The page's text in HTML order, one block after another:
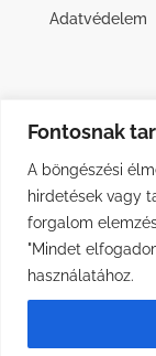
Fontosnak
A böngészési
hirdetések vagy
forgalom
"Mindet
használatához.
Adatvédelem